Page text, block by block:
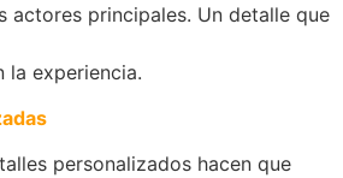
actores principales. Un detalle que
la experiencia.
personalizados hacen que